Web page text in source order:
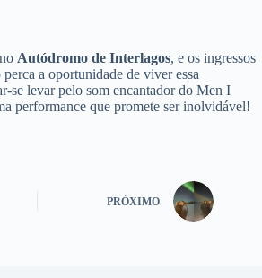
Autódromo de Interlagos, e os ingressos
a oportunidade de viver essa
se levar pelo som encantador do Men I
performance que promete ser inolvidável!
PRÓXIMO